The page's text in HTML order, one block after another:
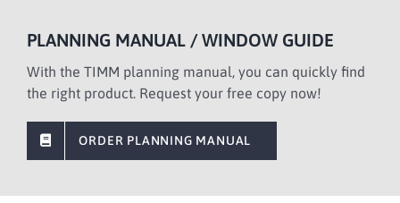
PLANNING MANUAL / WINDOW GUIDE
With the TIMM planning manual, you can quickly find
the right product. Request your free copy now!
ORDER PLANNING MANUAL